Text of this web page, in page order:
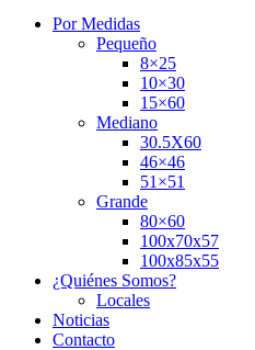
Por Medidas
Pequeño
8×25
10×30
15×60
Mediano
30.5X60
46×46
51×51
Grande
80×60
100x70x57
100x85x55
¿Quiénes Somos?
Locales
Noticias
Contacto